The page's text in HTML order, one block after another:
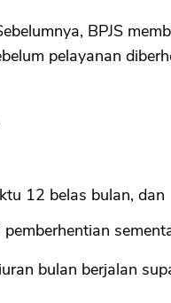
BPJS
pelayanan
12 belas bulan, dan
bulan berjalan